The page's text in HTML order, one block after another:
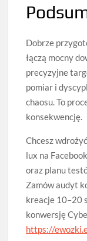
Dobrze
łączą mocny
precyzyjne
pomiar i
chaosu. To
konsekwencję.
Chcesz
lux na
oraz planu
Zamów audyt
kreacje 10–20
konwersję
https://